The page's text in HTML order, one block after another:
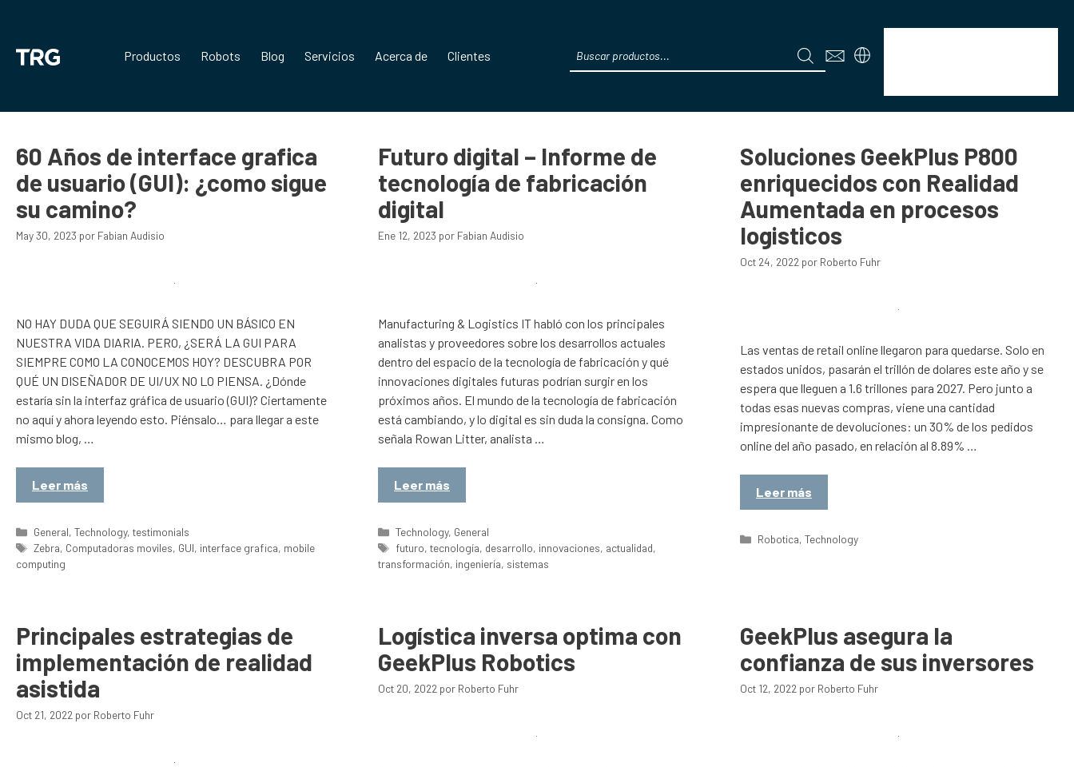
contenido
Productos Robots Blog Servicios Acerca de Clientes
search
60 Años de interface grafica
de usuario (GUI): ¿como sigue
su camino?
May 30, 2023 por Fabian Audisio
NO HAY DUDA QUE SEGUIRÁ SIENDO UN BÁSICO EN
NUESTRA VIDA DIARIA. PERO, ¿SERÁ LA GUI PARA
SIEMPRE COMO LA CONOCEMOS HOY? DESCUBRA POR
QUÉ UN DISEÑADOR DE UI/UX NO LO PIENSA. ¿Dónde
estaría sin la interfaz gráfica de usuario (GUI)? Ciertamente
no aquí y ahora leyendo esto. Piénsalo… para llegar a este
mismo blog, …
Leer más
Categorías
General, Technology, testimonials
Etiquetas
Zebra, Computadoras moviles, GUI, interface grafica, mobile
computing
Futuro digital – Informe de
tecnología de fabricación
digital
Ene 12, 2023 por Fabian Audisio
Manufacturing & Logistics IT habló con los principales
analistas y proveedores sobre los desarrollos actuales
dentro del espacio de la tecnología de fabricación y qué
innovaciones digitales futuras podrían surgir en los
próximos años. El mundo de la tecnología de fabricación
está cambiando, y lo digital es sin duda la consigna. Como
señala Rowan Litter, analista …
Leer más
Categorías
Technology, General
Etiquetas
futuro, tecnología, desarrollo, innovaciones, actualidad,
transformación, ingeniería, sistemas
Soluciones GeekPlus P800
enriquecidos con Realidad
Aumentada en procesos
logisticos
Oct 24, 2022 por Roberto Fuhr
Las ventas de retail online llegaron para quedarse. Solo en
estados unidos, pasarán el trillón de dolares este año y se
espera que lleguen a 1.6 trillones para 2027. Pero junto a
todas esas nuevas compras, viene una cantidad
impresionante de devoluciones: un 30% de los pedidos
online del año pasado, en relación al 8.89% …
Leer más
Categorías
Robotica, Technology
Principales estrategias de
implementación de realidad
asistida
Oct 21, 2022 por Roberto Fuhr
Logística inversa optima con
GeekPlus Robotics
Oct 20, 2022 por Roberto Fuhr
GeekPlus asegura la
confianza de sus inversores
Oct 12, 2022 por Roberto Fuhr